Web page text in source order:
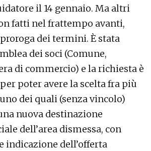
il 14 gennaio. Ma altri
fatti nel frattempo avanti,
dei termini. È stata
dei soci (Comune,
di commercio) e la richiesta è
poter avere la scelta fra più
dei quali (senza vincolo)
nuova destinazione
dell’area dismessa, con
indicazione dell’offerta